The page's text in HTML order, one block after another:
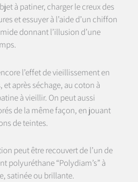
à patiner, charger le creux des
et essuyer à l’aide d’un chiffon
donnant l’illusion d’une
l’effet de vieillissement en
et après séchage, au coton à
à vieillir. On peut aussi
de la même façon, en jouant
de teintes.
peut être recouvert de l’un de
polyuréthane “Polydiam’s” à
satinée ou brillante.